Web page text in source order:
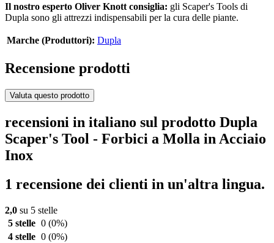
Il nostro esperto Oliver Knott consiglia: gli Scaper's Tools di
Dupla sono gli attrezzi indispensabili per la cura delle piante.
Marche (Produttori): Dupla
Recensione prodotti
Valuta questo prodotto
recensioni in italiano sul prodotto Dupla
Scaper's Tool - Forbici a Molla in Acciaio
Inox
1 recensione dei clienti in un'altra lingua.
2,0 su 5 stelle
5 stelle 0 (0%)
4 stelle 0 (0%)